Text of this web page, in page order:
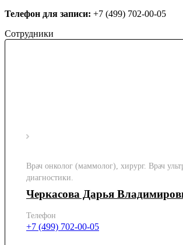
Телефон для записи: +7 (499) 702-00-05
Сотрудники
Врач онколог (маммолог), хирург. Врач
диагностики.
Черкасова Дарья
Телефон
+7 (499) 702-00-05